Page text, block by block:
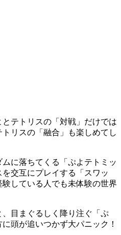
テトリスの「 対戦 」だけでは
トリスの 「融合」
も楽しめてし
に落ちてくる「 ぷよテトミッ
交互にプレイする「 スワッ
している人でも未体験の世界
目まぐるしく降り注ぐ「ぷ
に頭が追いつかず大パニック！